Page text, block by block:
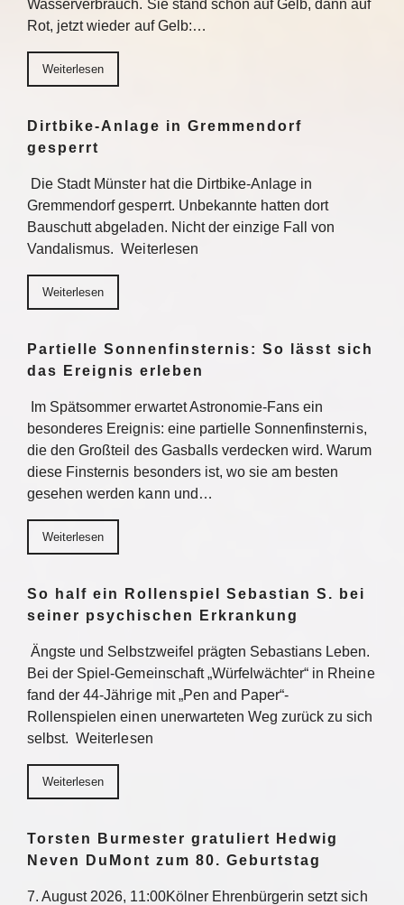
Wasserverbrauch. Sie stand schon auf Gelb, dann auf
Rot, jetzt wieder auf Gelb:…
Weiterlesen
Dirtbike-Anlage in Gremmendorf
gesperrt
Die Stadt Münster hat die Dirtbike-Anlage in
Gremmendorf gesperrt. Unbekannte hatten dort
Bauschutt abgeladen. Nicht der einzige Fall von
Vandalismus. Weiterlesen
Weiterlesen
Partielle Sonnenfinsternis: So lässt sich
das Ereignis erleben
Im Spätsommer erwartet Astronomie-Fans ein
besonderes Ereignis: eine partielle Sonnenfinsternis,
die den Großteil des Gasballs verdecken wird. Warum
diese Finsternis besonders ist, wo sie am besten
gesehen werden kann und…
Weiterlesen
So half ein Rollenspiel Sebastian S. bei
seiner psychischen Erkrankung
Ängste und Selbstzweifel prägten Sebastians Leben.
Bei der Spiel-Gemeinschaft „Würfelwächter“ in Rheine
fand der 44-Jährige mit „Pen and Paper“-
Rollenspielen einen unerwarteten Weg zurück zu sich
selbst. Weiterlesen
Weiterlesen
Torsten Burmester gratuliert Hedwig
Neven DuMont zum 80. Geburtstag
7. August 2026, 11:00Kölner Ehrenbürgerin setzt sich